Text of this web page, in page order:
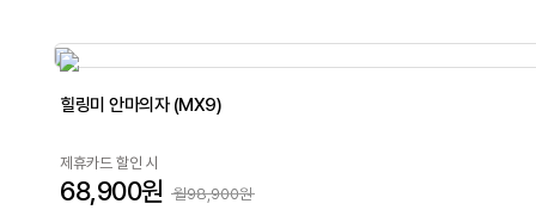
힐링미 안마의자 (MX9)
제휴카드 할인 시
68,900원 월98,900원